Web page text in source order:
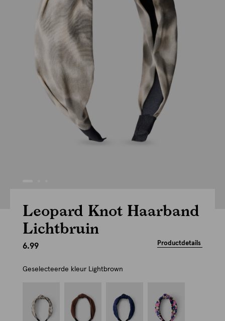
Leopard Knot Haarband
Lichtbruin
6.99 Productdetails
Geselecteerde kleur Lightbrown